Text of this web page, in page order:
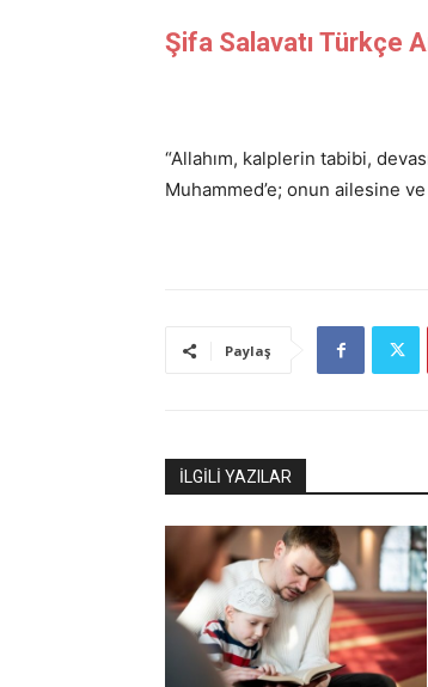
Şifa Salavatı Türkçe
“Allahım, kalplerin tabibi,
Muhammed’e; onun ailesine
Paylaş
İLGİLİ YAZILAR